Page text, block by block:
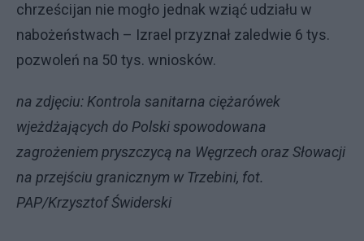
chrześcijan nie mogło jednak wziąć udziału w
nabożeństwach – Izrael przyznał zaledwie 6 tys.
pozwoleń na 50 tys. wniosków.
na zdjęciu: Kontrola sanitarna ciężarówek
wjeżdżających do Polski spowodowana
zagrożeniem pryszczycą na Węgrzech oraz Słowacji
na przejściu granicznym w Trzebini, fot.
PAP/Krzysztof Świderski